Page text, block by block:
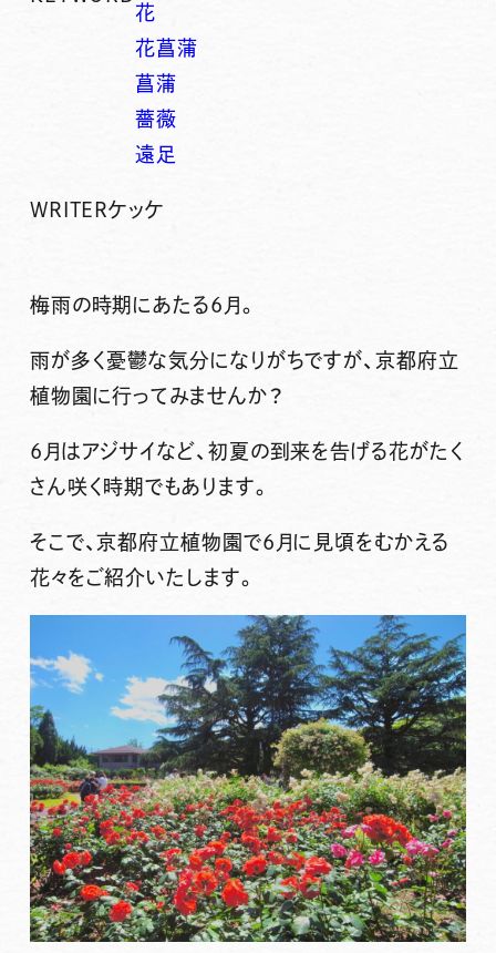
花
花菖蒲
菖蒲
薔薇
遠足
WRITERケッケ
梅雨の時期にあたる6月。
雨が多く憂鬱な気分になりがちですが、京都府立
植物園に行ってみませんか？
6月はアジサイなど、初夏の到来を告げる花がたく
さん咲く時期でもあります。
そこで、京都府立植物園で6月に見頃をむかえる
花々をご紹介いたします。